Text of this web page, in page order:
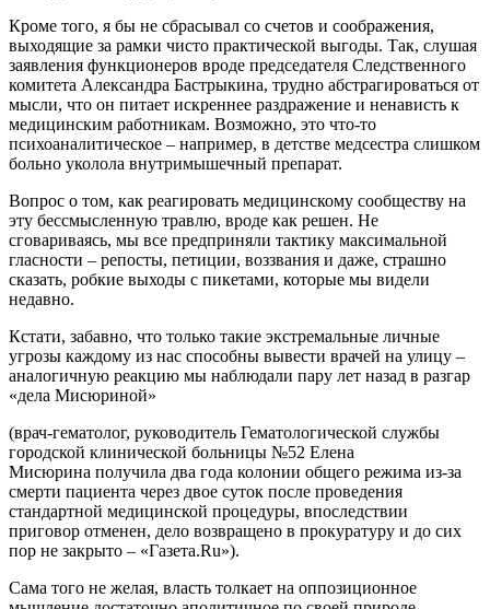
Кроме того, я бы не сбрасывал со счетов и соображения,
выходящие за рамки чисто практической выгоды. Так, слушая
заявления функционеров вроде председателя Следственного
комитета Александра Бастрыкина, трудно абстрагироваться от
мысли, что он питает искреннее раздражение и ненависть к
медицинским работникам. Возможно, это что-то
психоаналитическое – например, в детстве медсестра слишком
больно уколола внутримышечный препарат.
Вопрос о том, как реагировать медицинскому сообществу на
эту бессмысленную травлю, вроде как решен. Не
сговариваясь, мы все предприняли тактику максимальной
гласности – репосты, петиции, воззвания и даже, страшно
сказать, робкие выходы с пикетами, которые мы видели
недавно.
Кстати, забавно, что только такие экстремальные личные
угрозы каждому из нас способны вывести врачей на улицу –
аналогичную реакцию мы наблюдали пару лет назад в разгар
«дела Мисюриной»
(врач-гематолог, руководитель Гематологической службы
городской клинической больницы №52 Елена
Мисюрина получила два года колонии общего режима из-за
смерти пациента через двое суток после проведения
стандартной медицинской процедуры, впоследствии
приговор отменен, дело возвращено в прокуратуру и до сих
пор не закрыто – «Газета.Ru»).
Сама того не желая, власть толкает на оппозиционное